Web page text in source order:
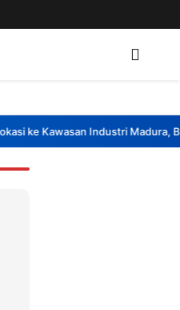
ke Kawasan Industri Madura,